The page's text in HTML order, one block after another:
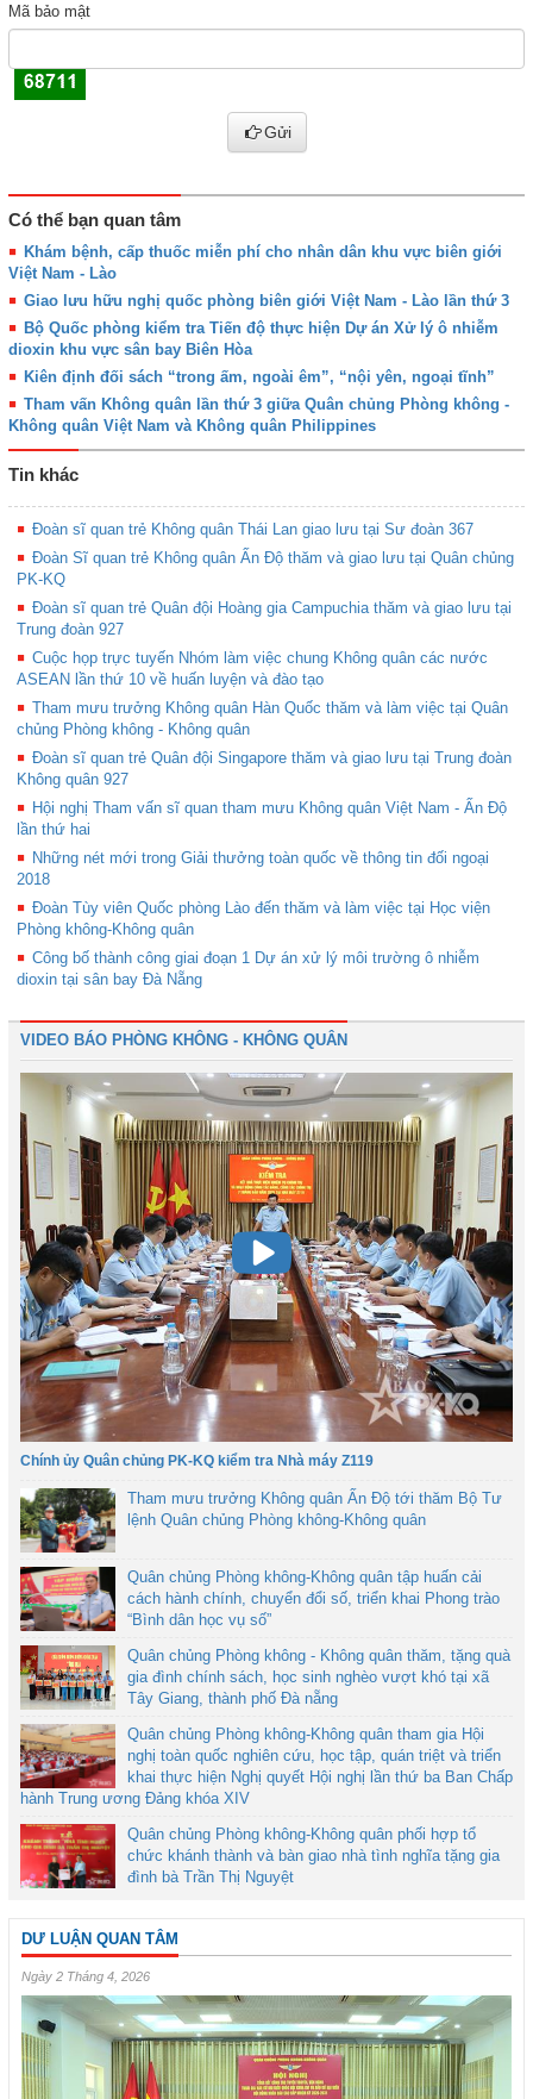
Mã bảo mật
Gửi
Có thể bạn quan tâm
Khám bệnh, cấp thuốc miễn phí cho nhân dân khu vực biên giới
Việt Nam - Lào
Giao lưu hữu nghị quốc phòng biên giới Việt Nam - Lào lần thứ 3
Bộ Quốc phòng kiểm tra Tiến độ thực hiện Dự án Xử lý ô nhiễm
dioxin khu vực sân bay Biên Hòa
Kiên định đối sách “trong ấm, ngoài êm”, “nội yên, ngoại tĩnh”
Tham vấn Không quân lần thứ 3 giữa Quân chủng Phòng không -
Không quân Việt Nam và Không quân Philippines
Tin khác
Đoàn sĩ quan trẻ Không quân Thái Lan giao lưu tại Sư đoàn 367
Đoàn Sĩ quan trẻ Không quân Ấn Độ thăm và giao lưu tại Quân chủng
PK-KQ
Đoàn sĩ quan trẻ Quân đội Hoàng gia Campuchia thăm và giao lưu tại
Trung đoàn 927
Cuộc họp trực tuyến Nhóm làm việc chung Không quân các nước
ASEAN lần thứ 10 về huấn luyện và đào tạo
Tham mưu trưởng Không quân Hàn Quốc thăm và làm việc tại Quân
chủng Phòng không - Không quân
Đoàn sĩ quan trẻ Quân đội Singapore thăm và giao lưu tại Trung đoàn
Không quân 927
Hội nghị Tham vấn sĩ quan tham mưu Không quân Việt Nam - Ấn Độ
lần thứ hai
Những nét mới trong Giải thưởng toàn quốc về thông tin đối ngoại
2018
Đoàn Tùy viên Quốc phòng Lào đến thăm và làm việc tại Học viện
Phòng không-Không quân
Công bố thành công giai đoạn 1 Dự án xử lý môi trường ô nhiễm
dioxin tại sân bay Đà Nẵng
VIDEO BÁO PHÒNG KHÔNG - KHÔNG QUÂN
Chính ủy Quân chủng PK-KQ kiểm tra Nhà máy Z119
Tham mưu trưởng Không quân Ấn Độ tới thăm Bộ Tư
lệnh Quân chủng Phòng không-Không quân
Quân chủng Phòng không-Không quân tập huấn cải
cách hành chính, chuyển đổi số, triển khai Phong trào
“Bình dân học vụ số”
Quân chủng Phòng không - Không quân thăm, tặng quà
gia đình chính sách, học sinh nghèo vượt khó tại xã
Tây Giang, thành phố Đà nẵng
Quân chủng Phòng không-Không quân tham gia Hội
nghị toàn quốc nghiên cứu, học tập, quán triệt và triển
khai thực hiện Nghị quyết Hội nghị lần thứ ba Ban Chấp
hành Trung ương Đảng khóa XIV
Quân chủng Phòng không-Không quân phối hợp tổ
chức khánh thành và bàn giao nhà tình nghĩa tặng gia
đình bà Trần Thị Nguyệt
DƯ LUẬN QUAN TÂM
Ngày 2 Tháng 4, 2026